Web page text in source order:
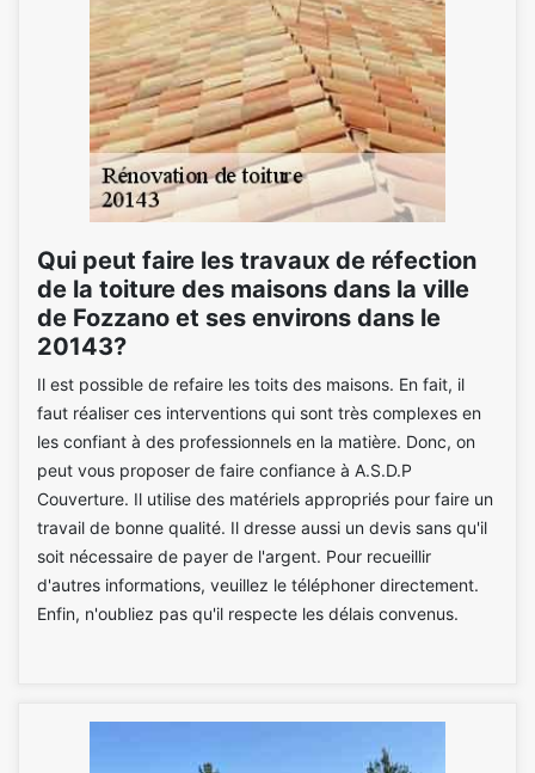
Qui peut faire les travaux de réfection
de la toiture des maisons dans la ville
de Fozzano et ses environs dans le
20143?
Il est possible de refaire les toits des maisons. En fait, il
faut réaliser ces interventions qui sont très complexes en
les confiant à des professionnels en la matière. Donc, on
peut vous proposer de faire confiance à A.S.D.P
Couverture. Il utilise des matériels appropriés pour faire un
travail de bonne qualité. Il dresse aussi un devis sans qu'il
soit nécessaire de payer de l'argent. Pour recueillir
d'autres informations, veuillez le téléphoner directement.
Enfin, n'oubliez pas qu'il respecte les délais convenus.